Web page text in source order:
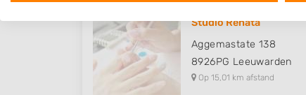
Studio Renata
Aggemastate 138
8926PG Leeuwarden
Op 15,01 km afstand
Create profiles to personalise content
Use profiles to select personalised content
Measure advertising performance